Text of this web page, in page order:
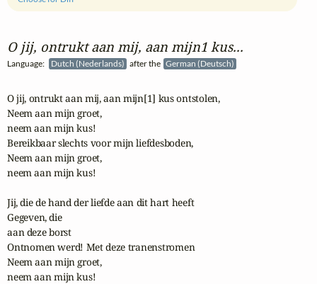
O jij, ontrukt aan mij, aan mijn1 kus...
Language: Dutch (Nederlands) after the German (Deutsch)
O jij, ontrukt aan mij, aan mijn[1] kus ontstolen,
Neem aan mijn groet,
neem aan mijn kus!
Bereikbaar slechts voor mijn liefdesboden,
Neem aan mijn groet,
neem aan mijn kus!
Jij, die de hand der liefde aan dit hart heeft
Gegeven, die
aan deze borst
Ontnomen werd! Met deze tranenstromen
Neem aan mijn groet,
neem aan mijn kus!